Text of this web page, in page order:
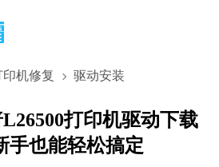
印机修复 驱动安装
打印机驱动下载
手也能轻松搞定